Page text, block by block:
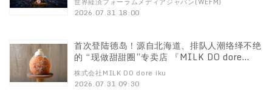
顶级艺术作品首次公开
2026.07.31 18:00
首次登陆德岛！源自北海道、排队人潮络绎不绝
的 “现做甜甜圈”专卖店 『MILK DO dore
iku?』将于8月10日（周一）在德岛蓝住店开
业！
株式会社MILK DO dore iku
2026.07.31 09:30